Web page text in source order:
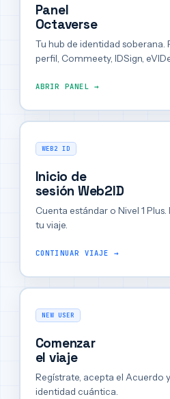
Panel
Octaverse
Tu hub de identidad soberana.
perfil, Commeety, IDSign,
ABRIR PANEL →
WEB2 ID
Inicio de
sesión Web2ID
Cuenta estándar o Nivel 1
tu viaje.
CONTINUAR VIAJE →
NEW USER
Comenzar
el viaje
Regístrate, acepta el Acuerdo
identidad cuántica.